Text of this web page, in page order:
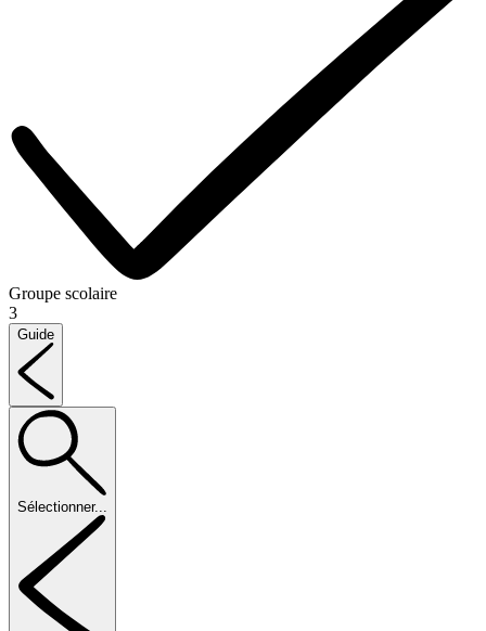
Groupe scolaire
3
Guide
Sélectionner...